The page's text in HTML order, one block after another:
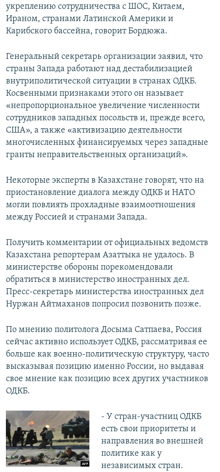
укреплению сотрудничества с ШОС, Китаем,
Ираном, странами Латинской Америки и
Карибского бассейна, говорит Бордюжа.
Генеральный секретарь организации заявил, что
страны Запада работают над дестабилизацией
внутриполитической ситуации в странах ОДКБ.
Косвенными признаками этого он называет
«непропорциональное увеличение численности
сотрудников западных посольств и, прежде всего,
США», а также «активизацию деятельности
многочисленных финансируемых через западные
гранты неправительственных организаций».
Некоторые эксперты в Казахстане говорят, что на
приостановление диалога между ОДКБ и НАТО
могли повлиять прохладные взаимоотношения
между Россией и странами Запада.
Получить комментарии от официальных ведомств
Казахстана репортерам Азаттыка не удалось. В
министерстве обороны порекомендовали
обратиться в министерство иностранных дел.
Пресс-секретарь министерства иностранных дел
Нуржан Айтмаханов попросил позвонить позже.
По мнению политолога Досыма Сатпаева, Россия
сейчас активно использует ОДКБ, рассматривая ее
больше как военно-политическую структуру, часто
высказывая позицию именно России, но выдавая
свое мнение как позицию всех других участников
ОДКБ.
- У стран-участниц ОДКБ
есть свои приоритеты и
направления во внешней
политике как у
независимых стран.